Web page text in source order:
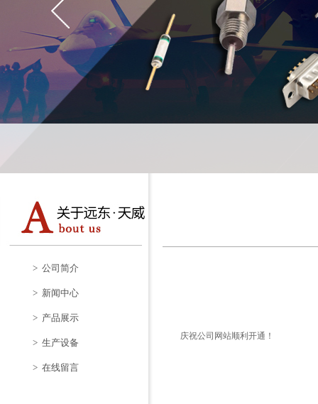
> 公司简介
> 新闻中心
> 产品展示
> 生产设备
> 在线留言
庆祝公司网站顺利开通！